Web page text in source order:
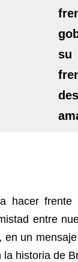
su
hacer
entre
un
historia de